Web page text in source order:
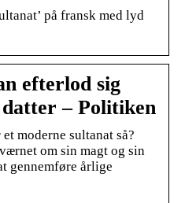
på fransk med lyd
efterlod sig
datter – Politiken
moderne sultanat så?
om sin magt og sin
gennemføre årlige